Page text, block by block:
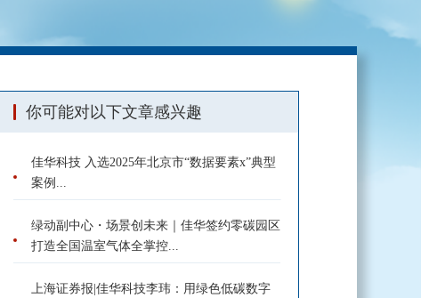
你可能对以下文章感兴趣
佳华科技 入选2025年北京市“数据要素x”典型
案例...
绿动副中心・场景创未来｜佳华签约零碳园区
打造全国温室气体全掌控...
上海证券报|佳华科技李玮：用绿色低碳数字